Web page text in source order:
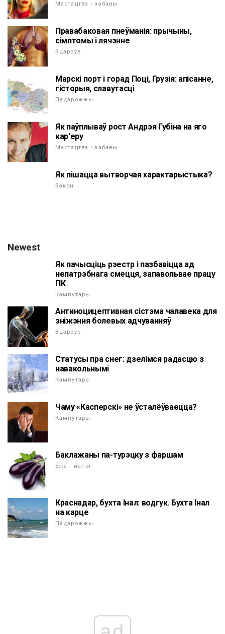
Мастацтва і забавы
Правабаковая пнеўманія: прычыны,
сімптомы і лячэнне
Здароўе
Марскі порт і горад Поці, Грузія: апісанне,
гісторыя, славутасці
Падарожжы
Як паўплываў рост Андрэя Губіна на яго
кар'еру
Мастацтва і забавы
Як пішацца вытворчая характарыстыка?
Закон
Newest
Як пачысціць рэестр і пазбавіцца ад
непатрэбнага смецця, запавольвае працу
ПК
Кампутары
Антиноцицептивная сістэма чалавека для
зніжэння болевых адчуванняў
Здароўе
Статусы пра снег: дзелімся радасцю з
навакольнымі
Кампутары
Чаму «Касперскі» не ўсталёўваецца?
Кампутары
Баклажаны па-турэцку з фаршам
Ежа і напоі
Краснадар, бухта Інал: водгук. Бухта Інал
на карце
Падарожжы